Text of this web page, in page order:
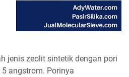
jenis zeolit sintetik dengan pori
angstrom. Porinya